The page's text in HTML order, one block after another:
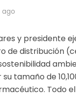
ago
y presidente
de distribución
tamaño de
Todo